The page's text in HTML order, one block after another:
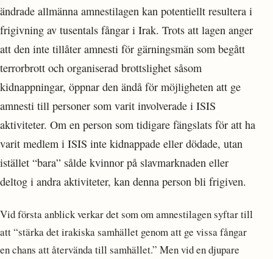
ändrade allmänna amnestilagen kan potentiellt resultera i
frigivning av tusentals fångar i Irak. Trots att lagen anger
att den inte tillåter amnesti för gärningsmän som begått
terrorbrott och organiserad brottslighet såsom
kidnappningar, öppnar den ändå för möjligheten att ge
amnesti till personer som varit involverade i ISIS
aktiviteter. Om en person som tidigare fängslats för att ha
varit medlem i ISIS inte kidnappade eller dödade, utan
istället “bara” sålde kvinnor på slavmarknaden eller
deltog i andra aktiviteter, kan denna person bli frigiven.
Vid första anblick verkar det som om amnestilagen syftar till
att “stärka det irakiska samhället genom att ge vissa fångar
en chans att återvända till samhället.” Men vid en djupare